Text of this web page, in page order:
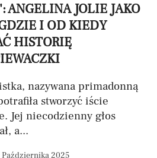
ANGELINA JOLIE JAKO
I OD KIEDY
HISTORIĘ
nazywana primadonną
stworzyć iście
Jej niecodzienny głos
a...
Października 2025